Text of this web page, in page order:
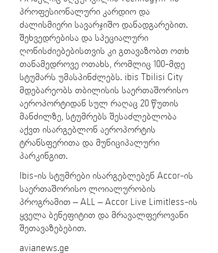
პროფესიონალური კარდიო და
ძალისმიერი სავარჯიშო დანადგარებით.
შეხვედრებისა და სპეციალური
ღონისძიებებისთვის კი გთავაზობთ ოთხ
თანამედროვე ოთახს, რომლიც 100-მდე
სტუმარს უმასპინძლებს. ibis Tbilisi City
მდებარეობს თბილისის საერთაშორისო
აეროპორტიდან სულ რაღაც 20 წუთის
მანძილზე, სტუმრებს შესაძლებლობა
აქვთ ისარგებლონ აეროპორტის
ტრანსფერითა და მუნიციპალური
პარკინგით.
Ibis-ის სტუმრები ისარგებლებენ Accor-ის
საერთაშორისო ლოიალურობის
პროგრამით – ALL – Accor Live Limitless-ის
ყველა ბენეფიტით და მრავალფეროვანი
შეთავაზებებით.
avianews.ge